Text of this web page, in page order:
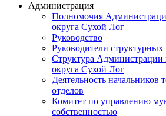
Администрация
Полномочия
округа Сухой Лог
Руководство
Руководители структурных
Структура Администрации
округа Сухой Лог
Деятельность начальников
отделов
Комитет по управлению
собственностью